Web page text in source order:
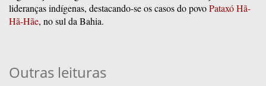
lideranças indígenas, destacando-se os casos do povoPataxó Hã-
Hã-Hãe, no sul da Bahia.
Outras leituras